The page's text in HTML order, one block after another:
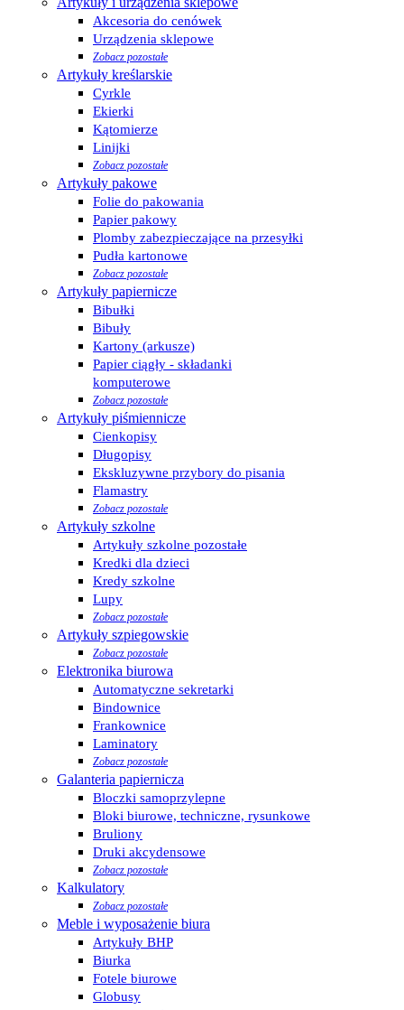
Akcesoria do cenówek
Urządzenia sklepowe
Zobacz pozostałe
Artykuły kreślarskie
Cyrkle
Ekierki
Kątomierze
Linijki
Zobacz pozostałe
Artykuły pakowe
Folie do pakowania
Papier pakowy
Plomby zabezpieczające na przesyłki
Pudła kartonowe
Zobacz pozostałe
Artykuły papiernicze
Bibułki
Bibuły
Kartony (arkusze)
Papier ciągły - składanki
komputerowe
Zobacz pozostałe
Artykuły piśmiennicze
Cienkopisy
Długopisy
Ekskluzywne przybory do pisania
Flamastry
Zobacz pozostałe
Artykuły szkolne
Artykuły szkolne pozostałe
Kredki dla dzieci
Kredy szkolne
Lupy
Zobacz pozostałe
Artykuły szpiegowskie
Zobacz pozostałe
Elektronika biurowa
Automatyczne sekretarki
Bindownice
Frankownice
Laminatory
Zobacz pozostałe
Galanteria papiernicza
Bloczki samoprzylepne
Bloki biurowe, techniczne, rysunkowe
Bruliony
Druki akcydensowe
Zobacz pozostałe
Kalkulatory
Zobacz pozostałe
Meble i wyposażenie biura
Artykuły BHP
Biurka
Fotele biurowe
Globusy